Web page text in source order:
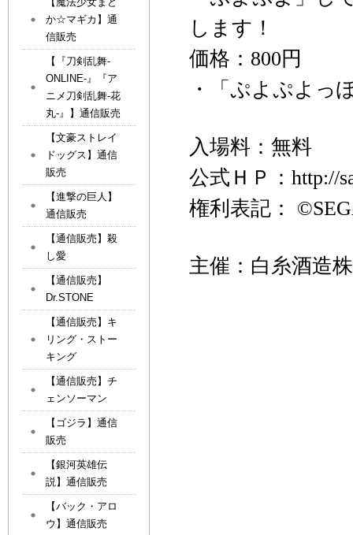
します！
価格： 800円
・「ぷよぷよっ
入場料：無料
公式ＨＰ： http://
権利表記：
主催：白糸酒造
か☆マギカ】通
信販売
【『刀剣乱舞-
ONLINE-』『ア
ニメ刀剣乱舞-花
丸-』】通信販売
【文豪ストレイ
ドッグス】通信
販売
【進撃の巨人】
通信販売
【通信販売】殺
し愛
【通信販売】
Dr.STONE
【通信販売】キ
リング・ストー
キング
【通信販売】チ
ェンソーマン
【ゴジラ】通信
販売
【銀河英雄伝
説】通信販売
【バック・アロ
ウ】通信販売